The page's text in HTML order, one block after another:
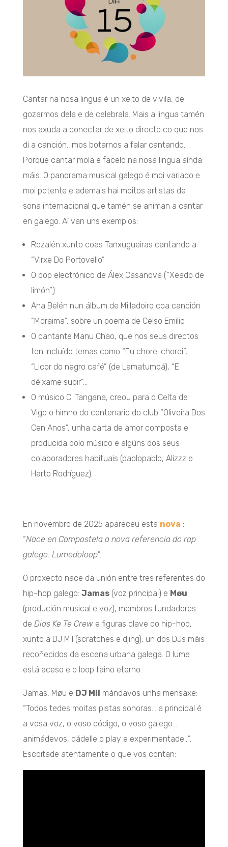
Cantar na nosa lingua é un xeito de vivila, de
gozarmos dela e de celebrala. Mais a lingua tamén
nos axuda a conectar de xeito directo co que nos
di a canción. Imos botarnos a falar cantando.
Porque cantar mola e facelo na nosa lingua aínda
máis. O panorama musical galego é moi variado e
moi potente e ademais hai moitos artistas de
sona internacional que tamén se animan a cantar
en galego. Aí van uns exemplos:
Rozalén xunto coas Tanxugueiras cantando a
“Virxe Do Portovello”
O pop electrónico de Álex Casanova (“Xeado de
limón”)
Ana Belén nun álbum de Milladoiro coa canción
“Moraima”, sobre un poema de Celso Emilio
O cantante Manu Chao, que nos seus directos
ten incluído temas como “Eu chorei chorei”,
“Licor do negro café” (de Lamatumbá), “E
déixame subir”…
O músico C. Tangana, creou para o Celta de
Vigo o himno do centenario do club “Oliveira Dos
Cen Anos”, unha carta de amor composta e
producida polo músico e algúns dos seus
colaboradores habituais (pablopablo, Alizzz e
Harto Rodríguez).
En novembro de 2025 apareceu esta nova :
“Nace en Compostela a nova referencia do rap
galego: Lumedoloop”.
O proxecto nace da unión entre tres referentes do
hip-hop galego: Jamas(voz principal) e Møu
(produción musical e voz), membros fundadores
de Dios Ke Te Crewe figuras clave do hip-hop,
xunto a DJ Mil (scratches e djing), un dos DJs máis
recoñecidos da escena urbana galega. O lume
está aceso e o loop faino eterno.
Jamas, Møu e DJ Mil mándavos unha mensaxe:
“Todos tedes moitas pistas sonoras… a principal é
a vosa voz, o voso código, o voso galego…
animádevos, dádelle o play e experimentade…”.
Escoitade atentamente o que vos contan: